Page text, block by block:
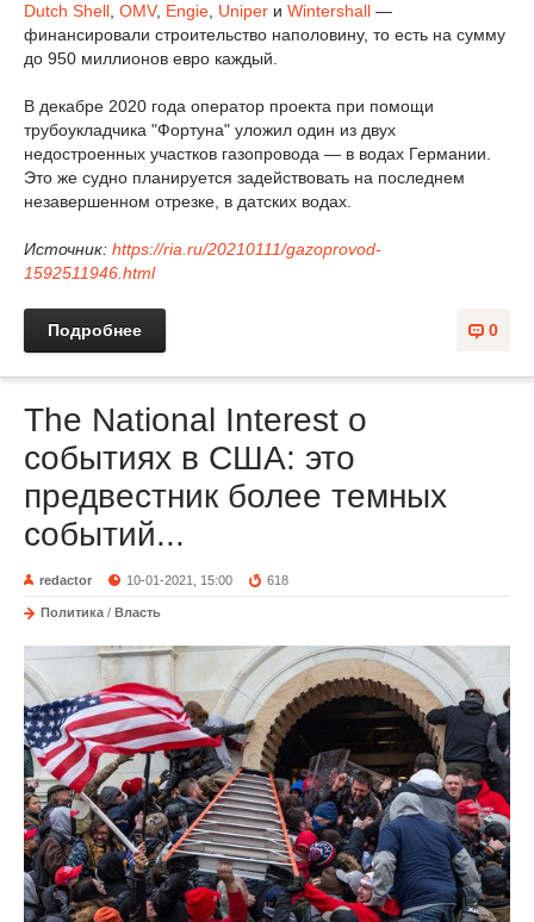
Dutch Shell OMV, Engie Uniper и Wintershall —
финансировали строительство наполовину, то есть на сумму
до 950 миллионов евро каждый.
В декабре 2020 года оператор проекта при помощи
трубоукладчика "Фортуна" уложил один из двух
недостроенных участков газопровода — в водах Германии.
Это же судно планируется задействовать на последнем
незавершенном отрезке, в датских водах.
Источник: https://ria.ru/20210111/gazoprovod-
1592511946.html
0
Подробнее
The National Interest о
событиях в США: это
предвестник более темных
событий...
redactor 10-01-2021, 15:00 618
Политика / Власть